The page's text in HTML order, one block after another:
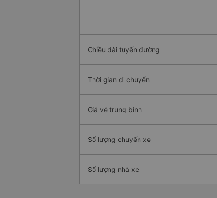
Chiều dài tuyến đường
Thời gian di chuyển
Giá vé trung bình
Số lượng chuyến xe
Số lượng nhà xe